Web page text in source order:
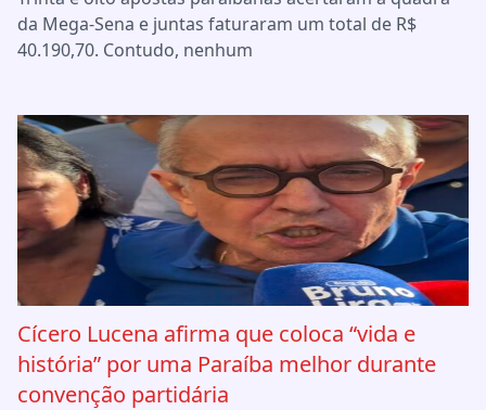
da Mega-Sena e juntas faturaram um total de R$
40.190,70. Contudo, nenhum
Cícero Lucena afirma que coloca “vida e
história” por uma Paraíba melhor durante
convenção partidária